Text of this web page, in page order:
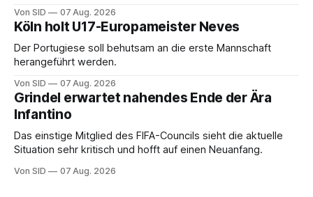
Von SID 07 Aug. 2026
Köln holt U17-Europameister Neves
Der Portugiese soll behutsam an die erste Mannschaft
herangeführt werden.
Von SID 07 Aug. 2026
Grindel erwartet nahendes Ende der Ära
Infantino
Das einstige Mitglied des FIFA-Councils sieht die aktuelle
Situation sehr kritisch und hofft auf einen Neuanfang.
Von SID 07 Aug. 2026